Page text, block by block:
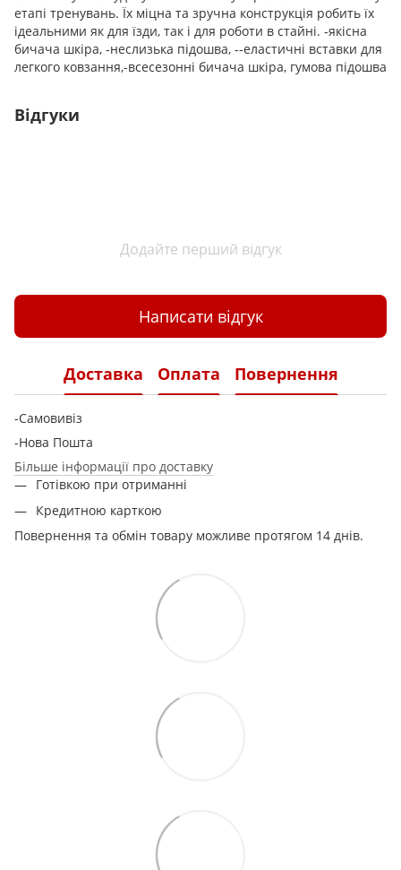
етапі тренувань. Їх міцна та зручна конструкція робить їх
ідеальними як для їзди, так і для роботи в стайні. -якісна
бичача шкіра, -неслизька підошва, --еластичні вставки для
легкого ковзання,-всесезонні бичача шкіра, гумова підошва
Відгуки
Додайте перший відгук
Написати відгук
Доставка Оплата Повернення
-Самовивіз
-Нова Пошта
Більше інформації про доставку
Готівкою при отриманні
Кредитною карткою
Повернення та обмін товару можливе протягом 14 днів.